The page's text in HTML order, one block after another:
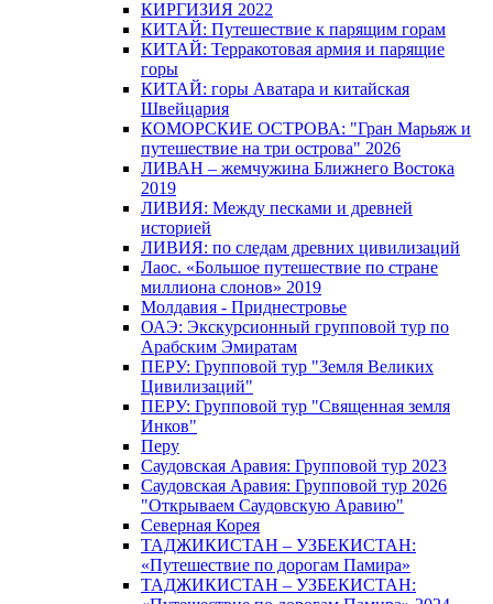
КИРГИЗИЯ 2022
КИТАЙ: Путешествие к парящим горам
КИТАЙ: Терракотовая армия и парящие
горы
КИТАЙ: горы Аватара и китайская
Швейцария
КОМОРСКИЕ ОСТРОВА: "Гран Марьяж и
путешествие на три острова" 2026
ЛИВАН – жемчужина Ближнего Востока
2019
ЛИВИЯ: Между песками и древней
историей
ЛИВИЯ: по следам древних цивилизаций
Лаос. «Большое путешествие по стране
миллиона слонов» 2019
Молдавия - Приднестровье
ОАЭ: Экскурсионный групповой тур по
Арабским Эмиратам
ПЕРУ: Групповой тур "Земля Великих
Цивилизаций"
ПЕРУ: Групповой тур "Священная земля
Инков"
Перу
Саудовская Аравия: Групповой тур 2023
Саудовская Аравия: Групповой тур 2026
"Открываем Саудовскую Аравию"
Северная Корея
ТАДЖИКИСТАН – УЗБЕКИСТАН:
«Путешествие по дорогам Памира»
ТАДЖИКИСТАН – УЗБЕКИСТАН: